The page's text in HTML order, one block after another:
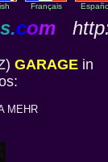
Français
s.com
GARAGE in
MEHR